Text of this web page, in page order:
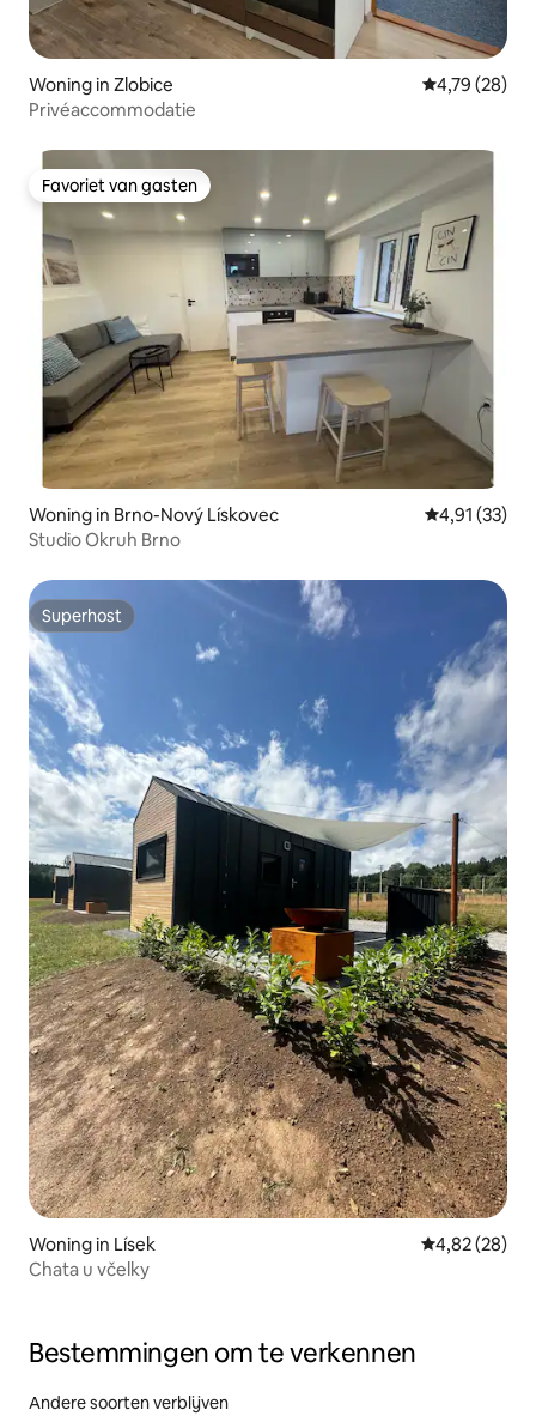
Woning in Zlobice Gemiddelde
4,79 (28)
Privéaccommodatie
Favoriet van gasten
Favoriet van gasten
Woning in Brno-Nový Lískovec Gemiddelde
4,91 (33)
Studio Okruh Brno
Superhost
Superhost
Woning in Lísek Gemiddelde
4,82 (28)
Chata u včelky
Bestemmingen om te verkennen
Andere soorten verblijven